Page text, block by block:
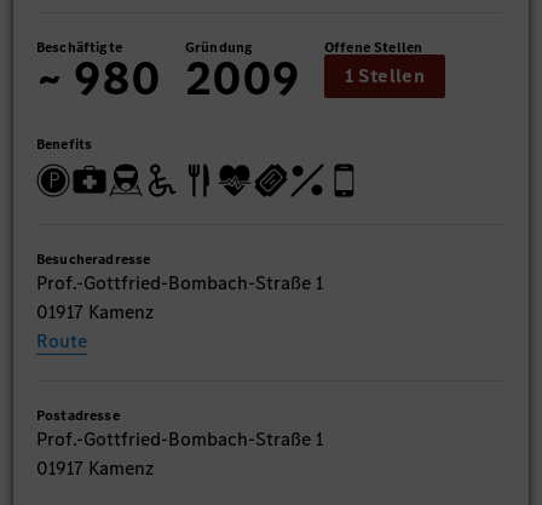
Beschäftigte
~ 980 Gründung
2009 Offene Stellen
1 Stellen
Benefits
Besucheradresse
Prof.-Gottfried-Bombach-Straße 1
01917 Kamenz
Route
Postadresse
Prof.-Gottfried-Bombach-Straße 1
01917 Kamenz